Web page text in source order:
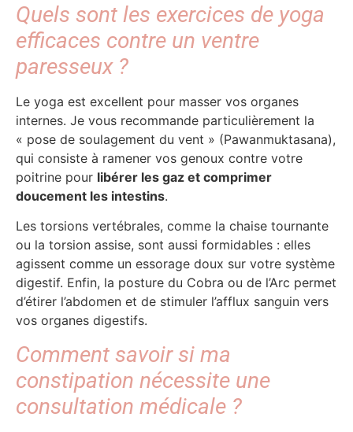
Quels sont les exercices de yoga
efficaces contre un ventre
paresseux ?
Le yoga est excellent pour masser vos organes
internes. Je vous recommande particulièrement la
« pose de soulagement du vent » (Pawanmuktasana),
qui consiste à ramener vos genoux contre votre
poitrine pour libérer les gaz et comprimer
doucement les intestins.
Les torsions vertébrales, comme la chaise tournante
ou la torsion assise, sont aussi formidables : elles
agissent comme un essorage doux sur votre système
digestif. Enfin, la posture du Cobra ou de l’Arc permet
d’étirer l’abdomen et de stimuler l’afflux sanguin vers
vos organes digestifs.
Comment savoir si ma
constipation nécessite une
consultation médicale ?